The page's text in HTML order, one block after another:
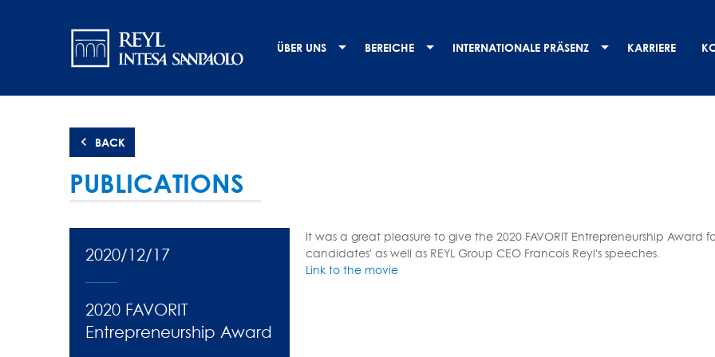
principale
ÜBER UNS BEREICHE INTERNATIONALE PRÄSENZ KARRIERE
BACK
PUBLICATIONS
2020/12/17
2020 FAVORIT
Entrepreneurship Award
It was a great pleasure to give the 2020 FAVORIT Entrepreneurship
candidates' as well as REYL Group CEO Francois Reyl's speeches.
Link to the movie